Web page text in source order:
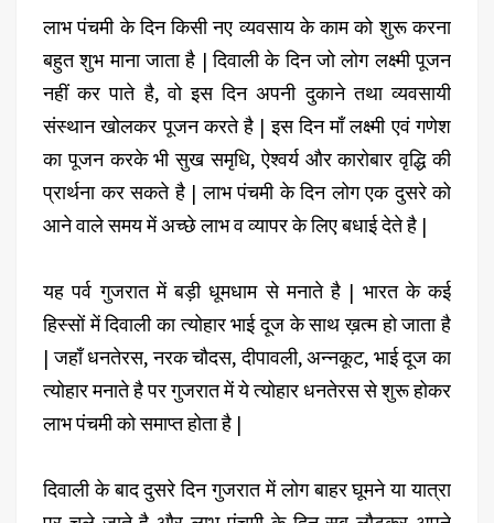
लाभ पंचमी के दिन किसी नए व्यवसाय के काम को शुरू करना
बहुत शुभ माना जाता है | दिवाली के दिन जो लोग लक्ष्मी पूजन
नहीं कर पाते है, वो इस दिन अपनी दुकाने तथा व्यवसायी
संस्थान खोलकर पूजन करते है | इस दिन माँ लक्ष्मी एवं गणेश
का पूजन करके भी सुख समृधि, ऐश्वर्य और कारोबार वृद्धि की
प्रार्थना कर सकते है | लाभ पंचमी के दिन लोग एक दुसरे को
आने वाले समय में अच्छे लाभ व व्यापर के लिए बधाई देते है |
यह पर्व गुजरात में बड़ी धूमधाम से मनाते है | भारत के कई
हिस्सों में दिवाली का त्योहार भाई दूज के साथ ख़त्म हो जाता है
| जहाँ धनतेरस, नरक चौदस, दीपावली, अन्नकूट, भाई दूज का
त्योहार मनाते है पर गुजरात में ये त्योहार धनतेरस से शुरू होकर
लाभ पंचमी को समाप्त होता है |
दिवाली के बाद दुसरे दिन गुजरात में लोग बाहर घूमने या यात्रा